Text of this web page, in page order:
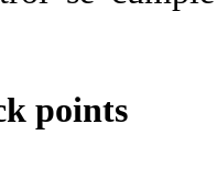
points